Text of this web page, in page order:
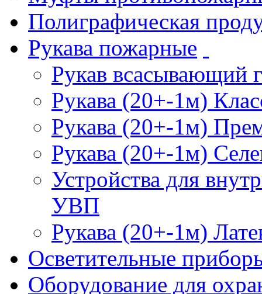
Полиграфическая
Рукава пожарные
Рукав всасывающий
Рукава (20+-1м)
Рукава (20+-1м)
Рукава (20+-1м)
Устройства для
УВП
Рукава (20+-1м)
Осветительные
Оборудование для